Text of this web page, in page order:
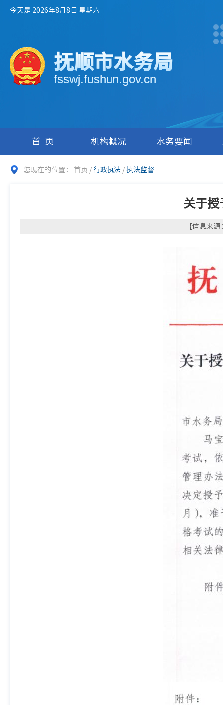
今天是 2026年8月8日 星期六
抚顺市水务局
fsswj.fushun.gov.cn
首页 机构概况 水务要闻
您现在的位置： 首页 /行政执法 /执法监督
关于
【信息来